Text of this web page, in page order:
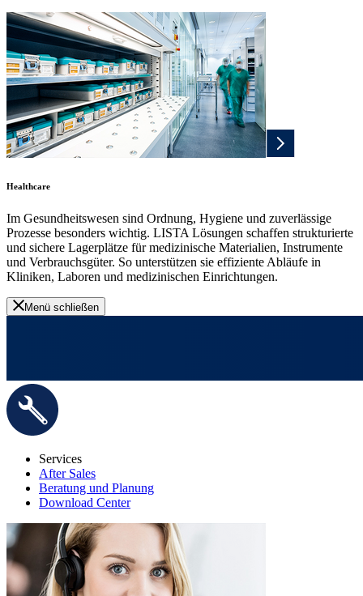
Healthcare
Im Gesundheitswesen sind Ordnung, Hygiene und zuverlässige
Prozesse besonders wichtig. LISTA Lösungen schaffen strukturierte
und sichere Lagerplätze für medizinische Materialien, Instrumente
und Verbrauchsgüter. So unterstützen sie effiziente Abläufe in
Kliniken, Laboren und medizinischen Einrichtungen.
Menü schließen
Services
After Sales
Beratung und Planung
Download Center